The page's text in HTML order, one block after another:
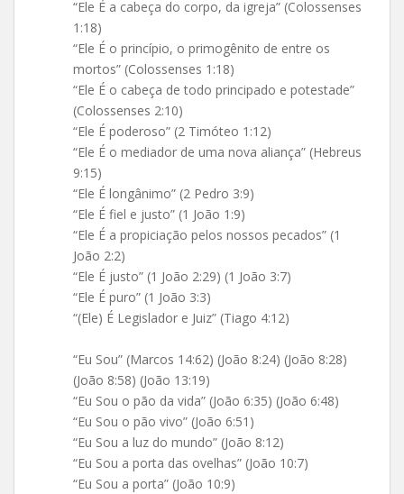
“Ele É a cabeça do corpo, da igreja” (Colossenses
1:18)
“Ele É o princípio, o primogênito de entre os
mortos” (Colossenses 1:18)
“Ele É o cabeça de todo principado e potestade”
(Colossenses 2:10)
“Ele É poderoso” (2 Timóteo 1:12)
“Ele É o mediador de uma nova aliança” (Hebreus
9:15)
“Ele É longânimo” (2 Pedro 3:9)
“Ele É fiel e justo” (1 João 1:9)
“Ele É a propiciação pelos nossos pecados” (1
João 2:2)
“Ele É justo” (1 João 2:29) (1 João 3:7)
“Ele É puro” (1 João 3:3)
“(Ele) É Legislador e Juiz” (Tiago 4:12)
“Eu Sou” (Marcos 14:62) (João 8:24) (João 8:28)
(João 8:58) (João 13:19)
“Eu Sou o pão da vida” (João 6:35) (João 6:48)
“Eu Sou o pão vivo” (João 6:51)
“Eu Sou a luz do mundo” (João 8:12)
“Eu Sou a porta das ovelhas” (João 10:7)
“Eu Sou a porta” (João 10:9)